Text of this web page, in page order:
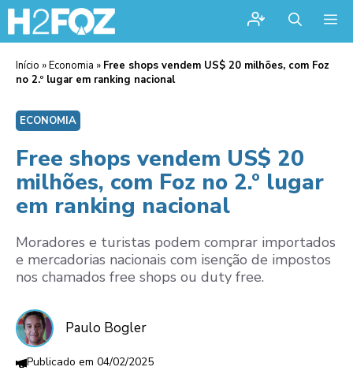
Início »Economia » Free shops vendem US$ 20 milhões, com Foz
no 2.º lugar em ranking nacional
ECONOMIA
Free shops vendem US$ 20
milhões, com Foz no 2.º lugar
em ranking nacional
Moradores e turistas podem comprar importados
e mercadorias nacionais com isenção de impostos
nos chamados free shops ou duty free.
Paulo Bogler
04/02/2025